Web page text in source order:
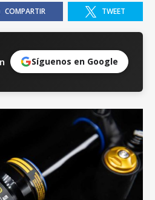
COMPARTIR TWEET
Síguenos en Google